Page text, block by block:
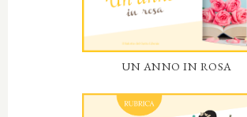
UN ANNO IN ROSA